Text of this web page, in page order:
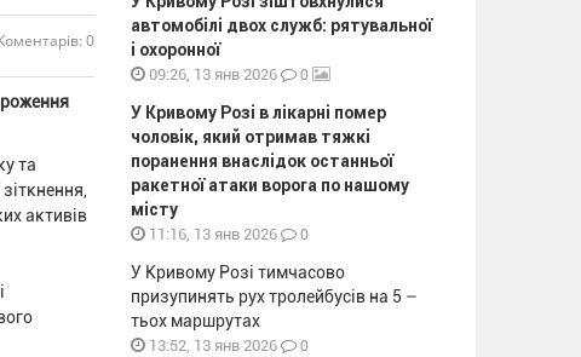
0
та
активів
автомобілі двох служб: рятувальної
і охоронної
09:26, 13 янв 2026 0
У Кривому Розі в лікарні помер
чоловік, який отримав тяжкі
поранення внаслідок останньої
ракетної атаки ворога по нашому
місту
11:16, 13 янв 2026 0
У Кривому Розі тимчасово
призупинять рух тролейбусів на 5 –
тьох маршрутах
13:52, 13 янв 2026 0